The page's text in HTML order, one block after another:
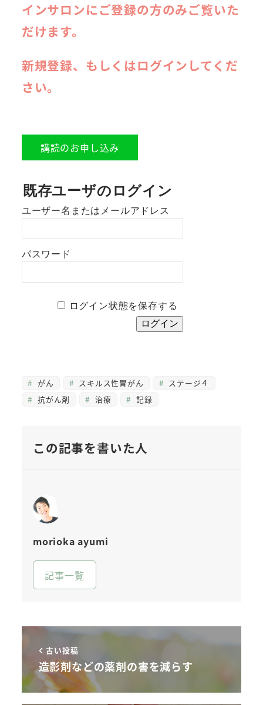
インサロンにご登録の方のみご覧いた
だけます。
新規登録、もしくはログインしてくだ
さい。
講読のお申し込み
既存ユーザのログイン
ユーザー名またはメールアドレス
パスワード
ログイン状態を保存する
がん スキルス性胃がん
ステージ４
抗がん剤
治療 記録
この記事を書いた人
morioka ayumi
記事一覧
古い投稿
造影剤などの薬剤の害を減らす